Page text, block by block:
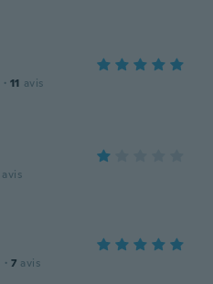
· 11 avis
avis
· 7 avis